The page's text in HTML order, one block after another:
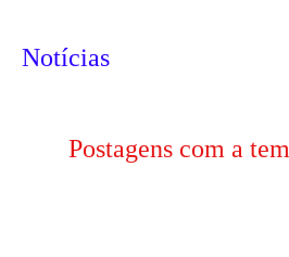
Notícias
Postagens com a